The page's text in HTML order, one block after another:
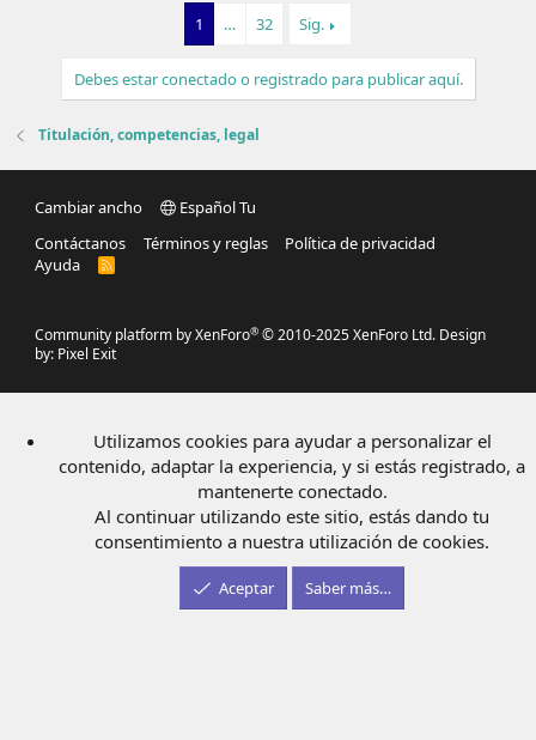
1 … 32 Sig.
Debes estar conectado o registrado para publicar aquí.
Titulación, competencias, legal
Cambiar ancho
Español Tu
Contáctanos
Términos y reglas
Política de privacidad
Ayuda
R
Community platform by XenForo® © 2010-2025 XenForo Ltd. Design
by: Pixel Exit
Utilizamos cookies para ayudar a personalizar el
contenido, adaptar la experiencia, y si estás registrado, a
mantenerte conectado.
Al continuar utilizando este sitio, estás dando tu
consentimiento a nuestra utilización de cookies.
Aceptar Saber más…